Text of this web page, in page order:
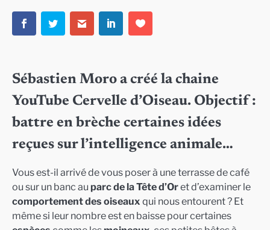
Sébastien Moro a créé la chaine
YouTube Cervelle d’Oiseau. Objectif :
battre en brèche certaines idées
reçues sur l’intelligence animale…
Vous est-il arrivé de vous poser à une terrasse de café
ou sur un banc au parc de la Tête d’Oret d’examiner le
comportement des oiseaux qui nous entourent ? Et
même si leur nombre est en baisse pour certaines